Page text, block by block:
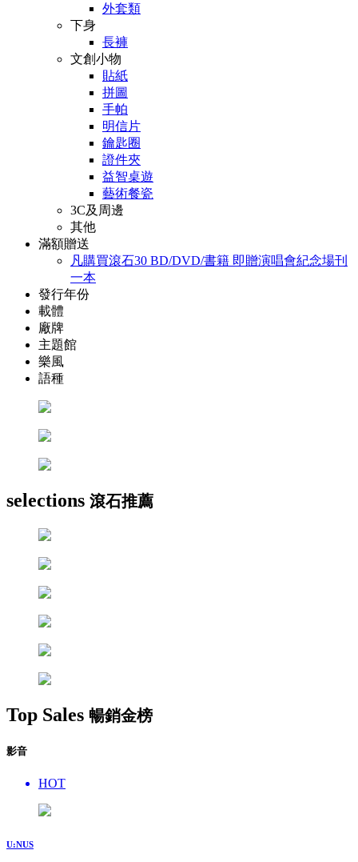
外套類
下身
長褲
文創小物
貼紙
拼圖
手帕
明信片
鑰匙圈
證件夾
益智桌遊
藝術餐瓷
3C及周邊
其他
滿額贈送
凡購買滾石30 BD/DVD/書籍 即贈演唱會紀念場刊
一本
發行年份
載體
廠牌
主題館
樂風
語種
selections 滾石推薦
Top Sales 暢銷金榜
影音
HOT
U:NUS